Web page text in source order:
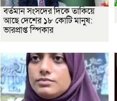
বর্তমান সংসদের দিকে তাকিয়ে
আছে দেশের ১৮ কোটি মানুষ:
ভারপ্রাপ্ত স্পিকার